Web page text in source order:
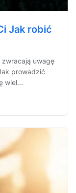
Jak robić
uwagę
prowadzić
wiel...